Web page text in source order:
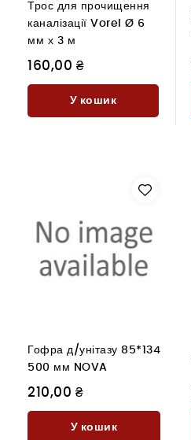
Трос для прочищення
каналізації Vorel Ø 6
мм х 3 м
160,00 ₴
У кошик
Гофра д/унітазу 85*134
500 мм NOVA
210,00 ₴
У кошик